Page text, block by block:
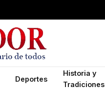
Deportes
Historia y
Tradiciones